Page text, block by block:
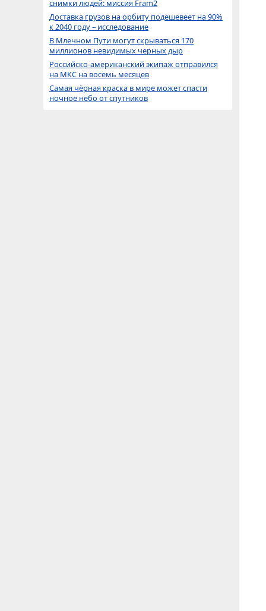
снимки людей: миссия Fram2
Доставка грузов на орбиту подешевеет на 90%
к 2040 году – исследование
В Млечном Пути могут скрываться 170
миллионов невидимых черных дыр
Российско-американский экипаж отправился
на МКС на восемь месяцев
Самая чёрная краска в мире может спасти
ночное небо от спутников